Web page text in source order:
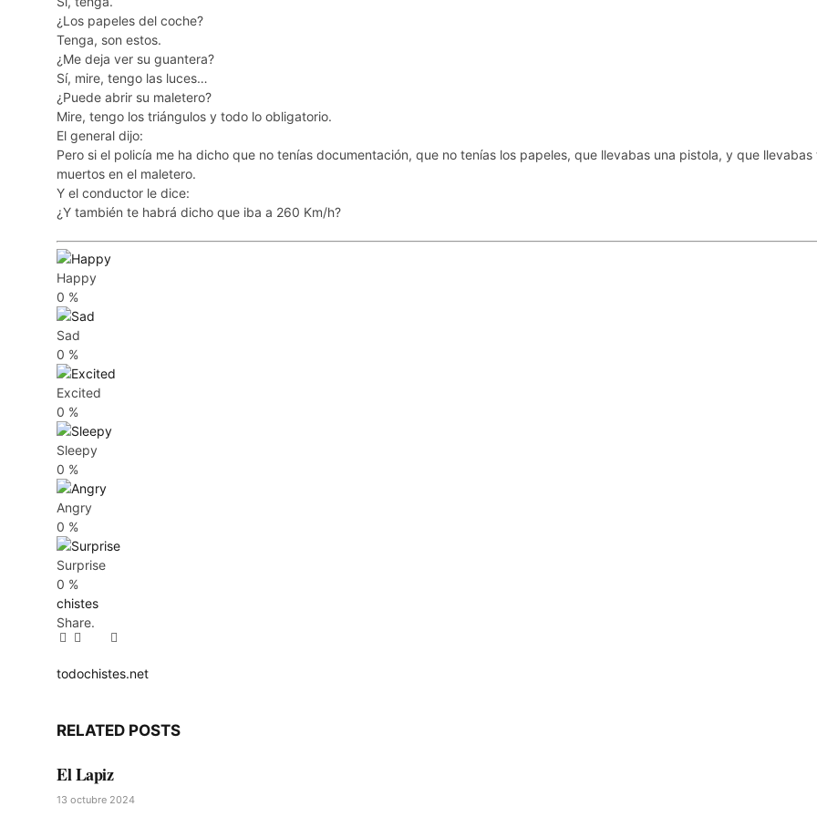
¿Los papeles del coche?
Tenga, son estos.
¿Me deja ver su guantera?
Sí, mire, tengo las luces…
¿Puede abrir su maletero?
Mire, tengo los triángulos y todo lo obligatorio.
El general dijo:
Pero si el policía me ha dicho que no tenías documentación, que no tenías los papeles, que llevabas una pistola, y que llevabas
muertos en el maletero.
Y el conductor le dice:
¿Y también te habrá dicho que iba a 260 Km/h?
Happy
0 %
Sad
0 %
Excited
0 %
Sleepy
0 %
Angry
0 %
Surprise
0 %
chistes
Share.
Facebook
Twitter
Pinterest
LinkedIn
Tumblr
Email
todochistes.net
RELATED POSTS
El Lapiz
13 octubre 2024